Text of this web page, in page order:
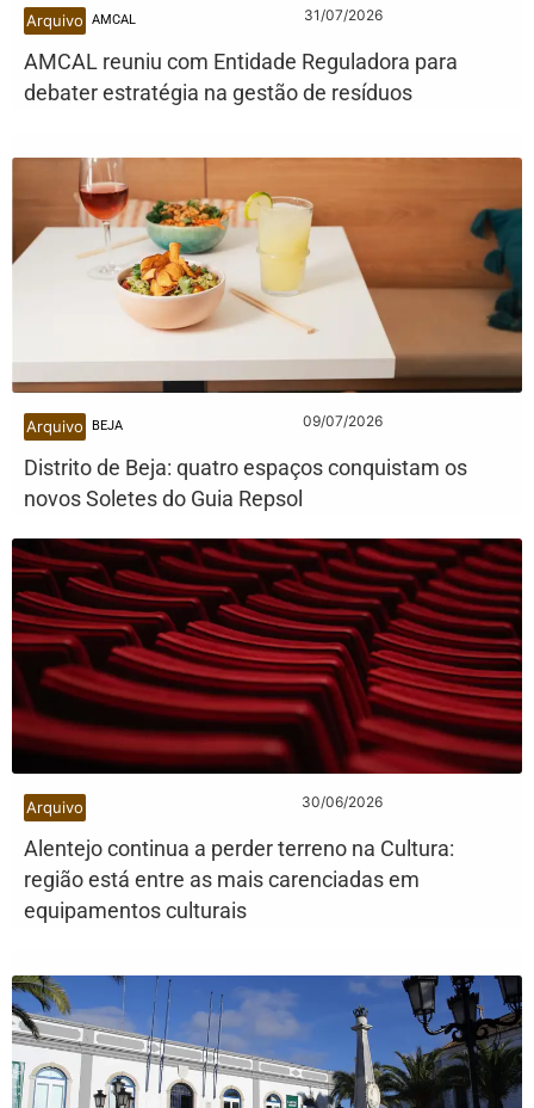
Arquivo AMCAL 31/07/2026
AMCAL reuniu com Entidade Reguladora para
debater estratégia na gestão de resíduos
Arquivo BEJA 09/07/2026
Distrito de Beja: quatro espaços conquistam os
novos Soletes do Guia Repsol
Arquivo 30/06/2026
Alentejo continua a perder terreno na Cultura:
região está entre as mais carenciadas em
equipamentos culturais